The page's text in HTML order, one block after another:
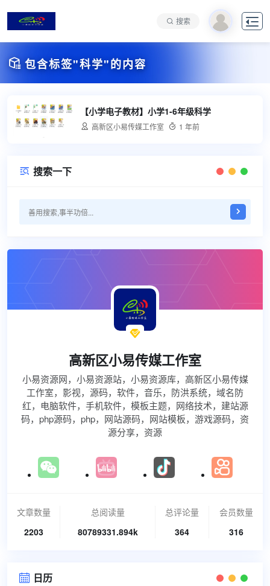
搜索 
 包含标签"科学"的内容
【小学电子教材】小学1-6年级科学
 高新区小易传媒工作室  1 年前
 搜索一下

高新区小易传媒工作室
小易资源网，小易资源站，小易资源库，高新区小易传媒
工作室，影视，源码，软件，音乐，防洪系统，域名防
红，电脑软件，手机软件，模板主题，网络技术，建站源
码，php源码，php，网站源码，网站模板，游戏源码，资
源分享，资源
文章数量
2203
总阅读量
80789331.894k
总评论量
364
会员数量
316
 日历